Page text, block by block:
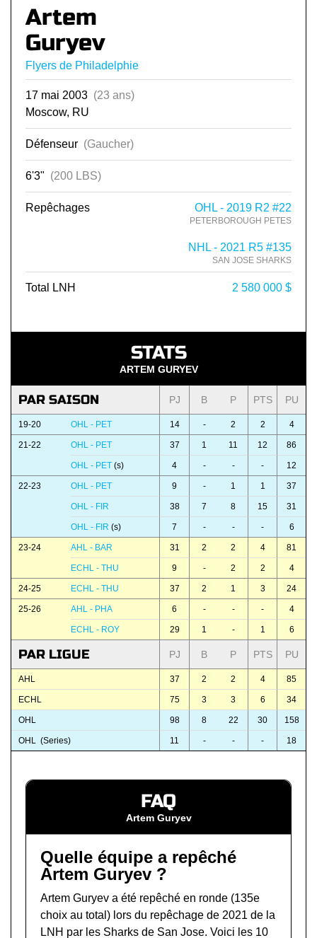
Artem
Guryev
Flyers de Philadelphie
17 mai 2003 (23 ans)
Moscow, RU
Défenseur (Gaucher)
6'3" (200 LBS)
Repêchages OHL - 2019 R2 #22
PETERBOROUGH PETES
NHL - 2021 R5 #135
SAN JOSE SHARKS
Total LNH 2 580 000 $
STATS
ARTEM GURYEV
PAR SAISON PJ B P PTS PU
19-20 OHL - PET 14 - 2 2 4
21-22 OHL - PET 37 1 11 12 86
OHL - PET (s) 4 - - - 12
22-23 OHL - PET 9 - 1 1 37
OHL - FIR 38 7 8 15 31
OHL - FIR (s) 7 - - - 6
23-24 AHL - BAR 31 2 2 4 81
ECHL - THU 9 - 2 2 4
24-25 ECHL - THU 37 2 1 3 24
25-26 AHL - PHA 6 - - - 4
ECHL - ROY 29 1 - 1 6
PAR LIGUE PJ B P PTS PU
AHL 37 2 2 4 85
ECHL 75 3 3 6 34
OHL 98 8 22 30 158
OHL (Series) 11 - - - 18
FAQ
Artem Guryev
Quelle équipe a repêché
Artem Guryev ?
Artem Guryev a été repêché en ronde (135e
choix au total) lors du repêchage de 2021 de la
LNH par les Sharks de San Jose. Voici les 10